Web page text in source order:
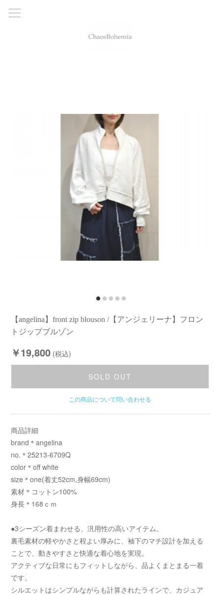
【angelina】front zip blouson /【アンジェリーナ】フロン
トジップブルゾン
￥19,800 (税込)
SOLD OUT
この商品について問い合わせる
商品詳細
brand＊angelina
no.＊25213-6709Q
color＊off white
size＊one(着丈52cm,身幅69cm)
素材＊コットン100%
身長＊168ｃｍ
●3シーズン着まわせる、汎用性の高いアイテム。
裏毛素材の軽やかさと程よい厚みに、袖下のマチ設計を加える
ことで、動きやすさと快適な着心地を実現。
アクティブな日常にもフィットしながら、品よくまとまる一着
です。
シルエットはシンプルながらも計算されたラインで、カジュア